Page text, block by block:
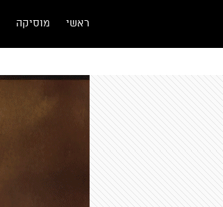
ראשי מוסיקה